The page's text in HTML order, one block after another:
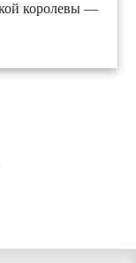
королевы —